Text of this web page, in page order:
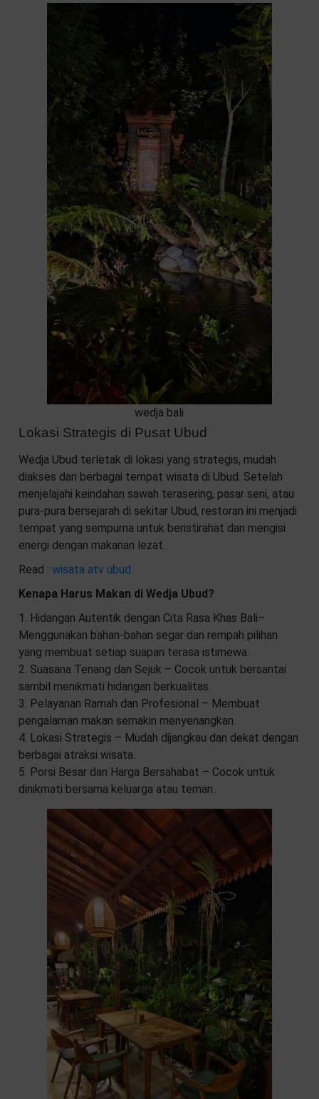
wedja bali
Lokasi Strategis di Pusat Ubud
Wedja Ubud terletak di lokasi yang strategis, mudah
diakses dari berbagai tempat wisata di Ubud. Setelah
menjelajahi keindahan sawah terasering, pasar seni, atau
pura-pura bersejarah di sekitar Ubud, restoran ini menjadi
tempat yang sempurna untuk beristirahat dan mengisi
energi dengan makanan lezat.
Read : wisata atv ubud
Kenapa Harus Makan di Wedja Ubud?
1. Hidangan Autentik dengan Cita Rasa Khas Bali–
Menggunakan bahan-bahan segar dan rempah pilihan
yang membuat setiap suapan terasa istimewa.
2. Suasana Tenang dan Sejuk – Cocok untuk bersantai
sambil menikmati hidangan berkualitas.
3. Pelayanan Ramah dan Profesional – Membuat
pengalaman makan semakin menyenangkan.
4. Lokasi Strategis – Mudah dijangkau dan dekat dengan
berbagai atraksi wisata.
5. Porsi Besar dan Harga Bersahabat – Cocok untuk
dinikmati bersama keluarga atau teman.